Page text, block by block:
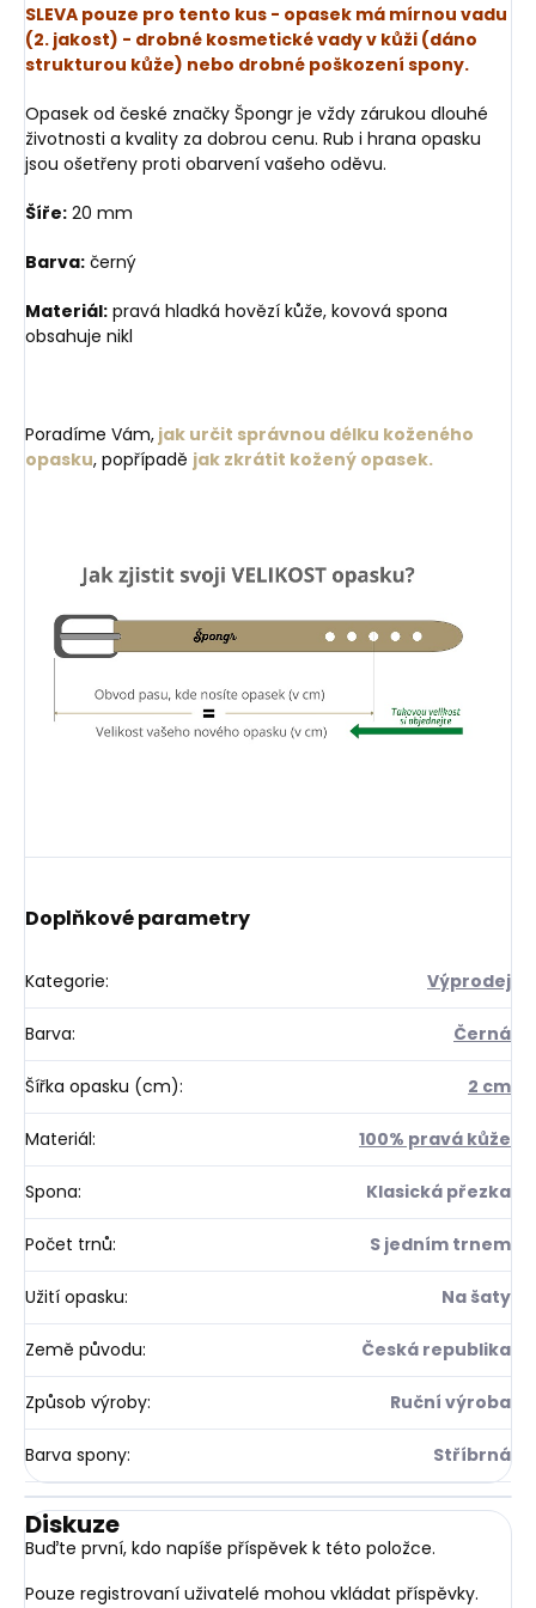
SLEVA pouze pro tento kus - opasek má mírnou vadu
(2. jakost) - drobné kosmetické vady v kůži (dáno
strukturou kůže) nebo drobné poškození spony.
Opasek od české značky Špongr je vždy zárukou dlouhé
životnosti a kvality za dobrou cenu. Rub i hrana opasku
jsou ošetřeny proti obarvení vašeho oděvu.
Šíře: 20 mm
Barva: černý
Materiál: pravá hladká hovězí kůže, kovová spona
obsahuje nikl
Poradíme Vám, jak určit správnou délku koženého
opasku, popřípadě jak zkrátit kožený opasek.
Doplňkové parametry
Kategorie: Výprodej
Barva: Černá
Šířka opasku (cm): 2 cm
Materiál: 100% pravá kůže
Spona: Klasická přezka
Počet trnů: S jedním trnem
Užití opasku: Na šaty
Země původu: Česká republika
Způsob výroby: Ruční výroba
Barva spony: Stříbrná
Diskuze
Buďte první, kdo napíše příspěvek k této položce.
Pouze registrovaní uživatelé mohou vkládat příspěvky.